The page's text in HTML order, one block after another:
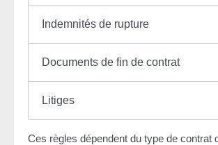
Indemnités de rupture
Documents de fin de contrat
Litiges
Ces règles dépendent du type de contrat